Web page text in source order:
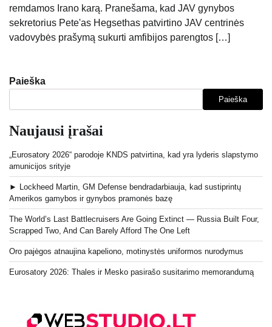
remdamos Irano karą. Pranešama, kad JAV gynybos
sekretorius Pete'as Hegsethas patvirtino JAV centrinės
vadovybės prašymą sukurti amfibijos parengtos […]
Paieška
Paieška
Naujausi įrašai
„Eurosatory 2026“ parodoje KNDS patvirtina, kad yra lyderis slapstymo
amunicijos srityje
► Lockheed Martin, GM Defense bendradarbiauja, kad sustiprintų
Amerikos gamybos ir gynybos pramonės bazę
The World’s Last Battlecruisers Are Going Extinct — Russia Built Four,
Scrapped Two, And Can Barely Afford The One Left
Oro pajėgos atnaujina kapeliono, motinystės uniformos nurodymus
Eurosatory 2026: Thales ir Mesko pasirašo susitarimo memorandumą